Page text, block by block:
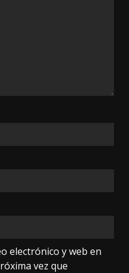
electrónico y web en
vez que